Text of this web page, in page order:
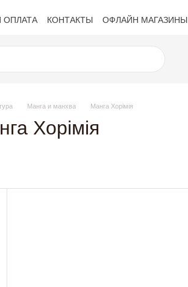
ОПЛАТА КОНТАКТЫ ОФЛАЙН МАГАЗИНЫ
Манга и манхва Манга Хорімія
Хорімія